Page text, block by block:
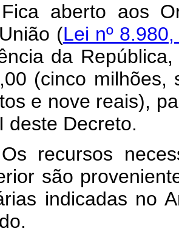
aberto aos
(Lei nº
da
(cinco
e nove reais),
deste Decreto.
recursos
são
indicadas no